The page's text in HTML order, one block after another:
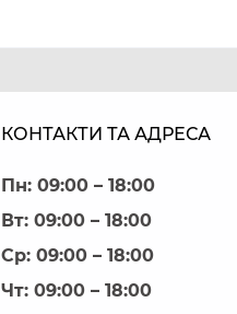
КОНТАКТИ ТА АДРЕСА
Пн: 09:00 – 18:00
Вт: 09:00 – 18:00
Ср: 09:00 – 18:00
Чт: 09:00 – 18:00